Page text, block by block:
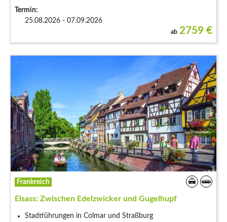
Termin:
25.08.2026 - 07.09.2026
ab 2759 €
Frankreich
Elsass: Zwischen Edelzwicker und Gugelhupf
Stadtführungen in Colmar und Straßburg